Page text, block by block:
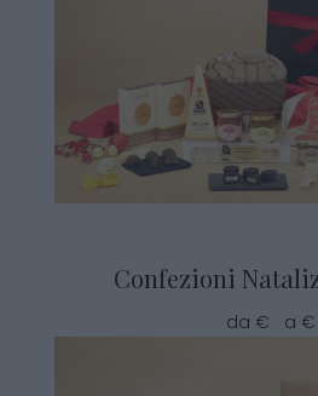
Confezioni
da € a €